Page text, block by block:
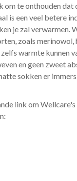
om te onthouden
is een veel betere
je zal verwarmen.
zoals merinowol,
warmte kunnen
en geen zweet
sokken er
link om